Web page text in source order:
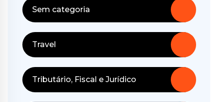
Sem categoria
Travel
Tributário, Fiscal e Jurídico